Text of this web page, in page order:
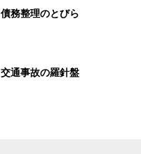
債務整理のとびら
交通事故の羅針盤